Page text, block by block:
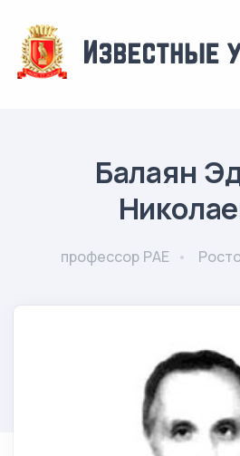
Балаян
профессор РАЕ